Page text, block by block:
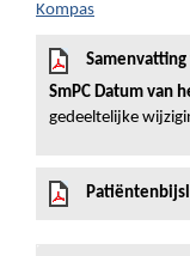
Kompas
SmPC Datum van
gedeeltelijke